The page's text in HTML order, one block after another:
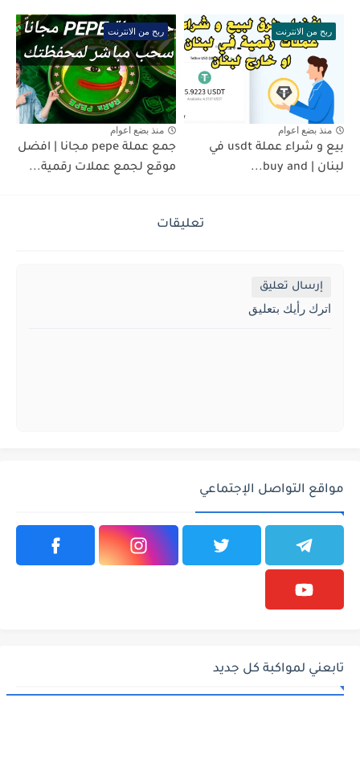
ربح من الانترنت
منذ بضع اعوام
بيع و شراء عملة usdt في
لبنان | buy and...
ربح من الانترنت
منذ بضع اعوام
جمع عملة pepe مجانا | افضل
موقع لجمع عملات رقمية...
تعليقات
إرسال تعليق
اترك رأيك بتعليق
مواقع التواصل الإجتماعي
تابعني لمواكبة كل جديد